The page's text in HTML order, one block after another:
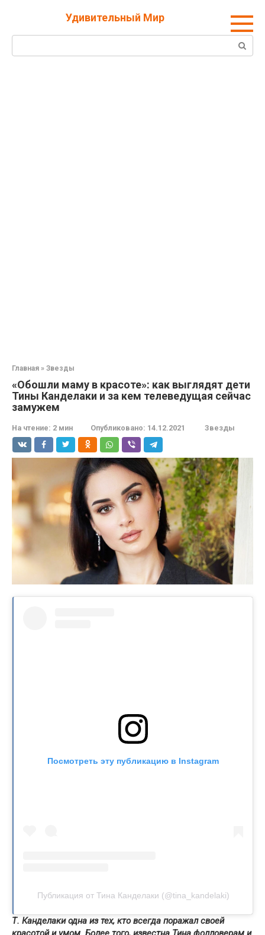
Удивительный Мир
Поиск:
Главная » Звезды
«Обошли маму в красоте»: как выглядят дети
Тины Канделаки и за кем телеведущая сейчас
замужем
На чтение: 2 мин Опубликовано: 14.12.2021 Звезды
Посмотреть эту публикацию в Instagram
Публикация от Тина Канделаки (@tina_kandelaki)
Т. Канделаки одна из тех, кто всегда поражал своей